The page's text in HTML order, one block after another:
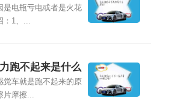
是电瓶亏电或者是火花
：1、...
跑不起来是什么
觉车就是跑不起来的原
片摩擦...